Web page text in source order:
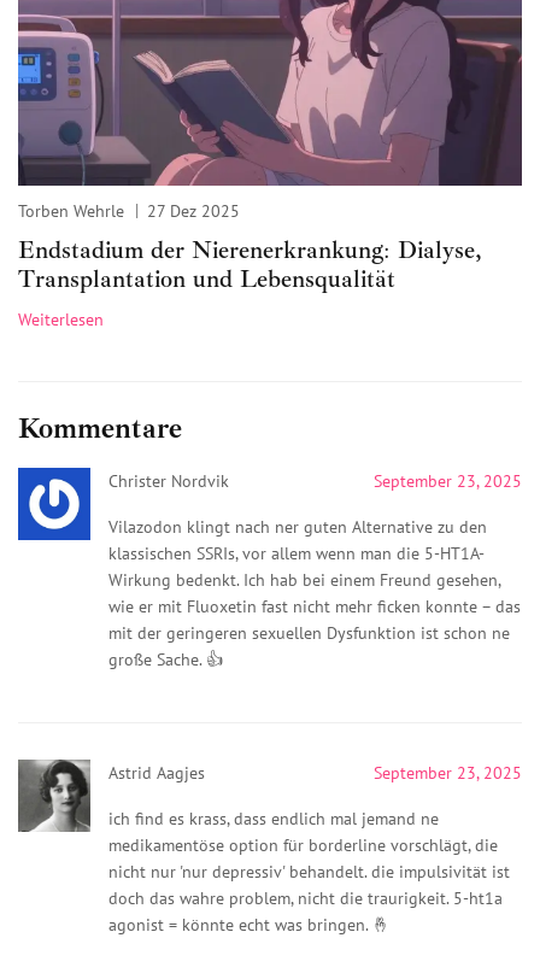
Torben Wehrle 27 Dez 2025
Endstadium der Nierenerkrankung: Dialyse,
Transplantation und Lebensqualität
Weiterlesen
Kommentare
Christer Nordvik September 23, 2025
Vilazodon klingt nach ner guten Alternative zu den
klassischen SSRIs, vor allem wenn man die 5-HT1A-
Wirkung bedenkt. Ich hab bei einem Freund gesehen,
wie er mit Fluoxetin fast nicht mehr ficken konnte – das
mit der geringeren sexuellen Dysfunktion ist schon ne
große Sache. 👍
Astrid Aagjes September 23, 2025
ich find es krass, dass endlich mal jemand ne
medikamentöse option für borderline vorschlägt, die
nicht nur 'nur depressiv' behandelt. die impulsivität ist
doch das wahre problem, nicht die traurigkeit. 5-ht1a
agonist = könnte echt was bringen. 🤞